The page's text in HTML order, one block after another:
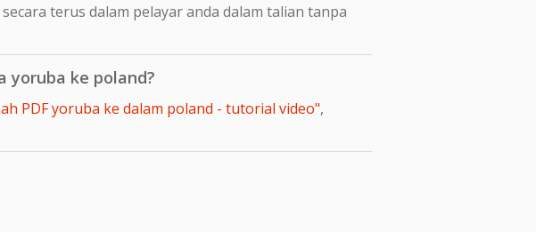
terus dalam pelayar anda dalam talian tanpa
yoruba ke poland?
PDF yoruba ke dalam poland - tutorial video",